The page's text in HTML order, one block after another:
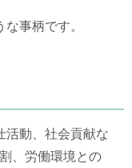
事柄です。
活動、社会貢献な
、労働環境との